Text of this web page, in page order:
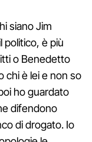
siano Jim
politico, è più
o Benedetto
chi è lei e non so
ho guardato
difendono
di drogato. Io